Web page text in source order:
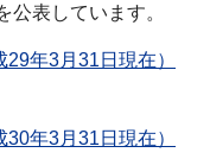
表しています。
年3月31日現在）
年3月31日現在）